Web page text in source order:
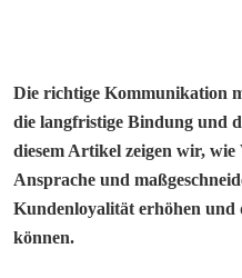
Die richtige Kommunikation
die langfristige Bindung und
diesem Artikel zeigen wir,
Ansprache und
Kundenloyalität erhöhen
können.